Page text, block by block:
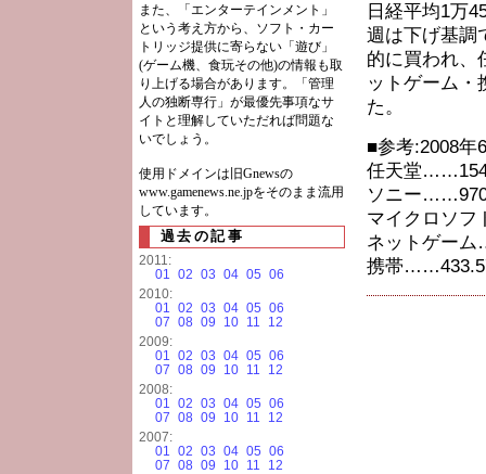
日経平均1万
週は下げ基調
的に買われ、
ットゲーム・
た。
■参考:2008年
任天堂
ソニー
マイクロソ
ネットゲー
携帯
また、「エンターテインメント」
という考え方から、ソフト・カー
トリッジ提供に寄らない「遊び」
(ゲーム機、食玩その他)の情報も取
り上げる場合があります。「管理
人の独断専行」が最優先事項なサ
イトと理解していただれば問題な
いでしょう。
使用ドメインは旧Gnewsの
www.gamenews.ne.jpをそのまま流用
しています。
過去の記事
2011:
01 02 03 04 05 06
2010:
01 02 03 04 05 06
07 08 09 10 11
12
2009:
01 02 03 04 05 06
07 08 09 10 11
12
2008:
01 02 03 04 05 06
07 08 09 10 11
12
2007:
01 02 03 04 05 06
07 08 09 10 11
12